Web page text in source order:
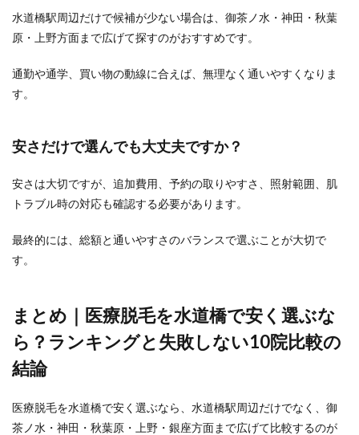
水道橋駅周辺だけで候補が少ない場合は、御茶ノ水・神田・秋葉
原・上野方面まで広げて探すのがおすすめです。
通勤や通学、買い物の動線に合えば、無理なく通いやすくなりま
す。
安さだけで選んでも大丈夫ですか？
安さは大切ですが、追加費用、予約の取りやすさ、照射範囲、肌
トラブル時の対応も確認する必要があります。
最終的には、総額と通いやすさのバランスで選ぶことが大切で
す。
まとめ｜医療脱毛を水道橋で安く選ぶな
ら？ランキングと失敗しない10院比較の
結論
医療脱毛を水道橋で安く選ぶなら、水道橋駅周辺だけでなく、御
茶ノ水・神田・秋葉原・上野・銀座方面まで広げて比較するのが